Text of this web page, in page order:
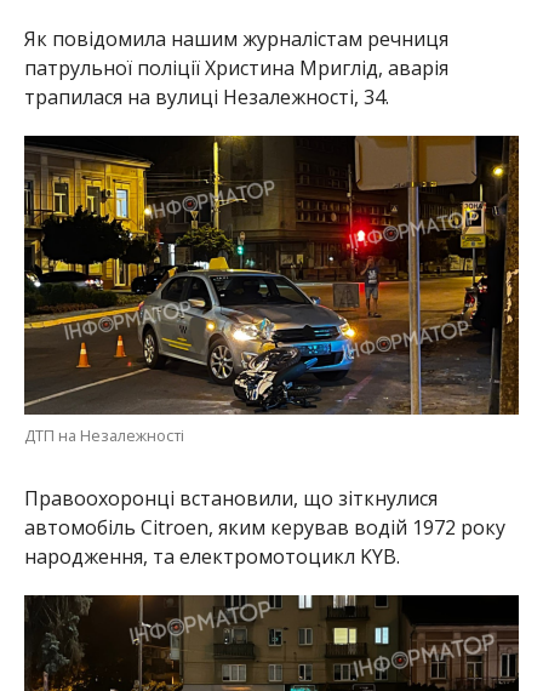
Як повідомила нашим журналістам речниця
патрульної поліції Христина Мриглід, аварія
трапилася на вулиці Незалежності, 34.
ДТП на Незалежності
Правоохоронці встановили, що зіткнулися
автомобіль Citroen, яким керував водій 1972 року
народження, та електромотоцикл KYB.